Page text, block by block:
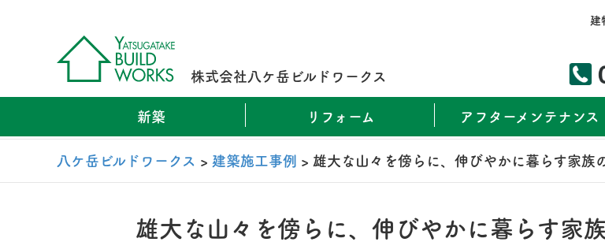
株式会社八ケ岳ビルドワークス
建
新築 リフォーム アフターメンテナンス
八ケ岳ビルドワークス > 建築施工事例 > 雄大な山々を傍らに、伸びやかに暮らす家族
雄大な山々を傍らに、伸びやかに暮らす家族